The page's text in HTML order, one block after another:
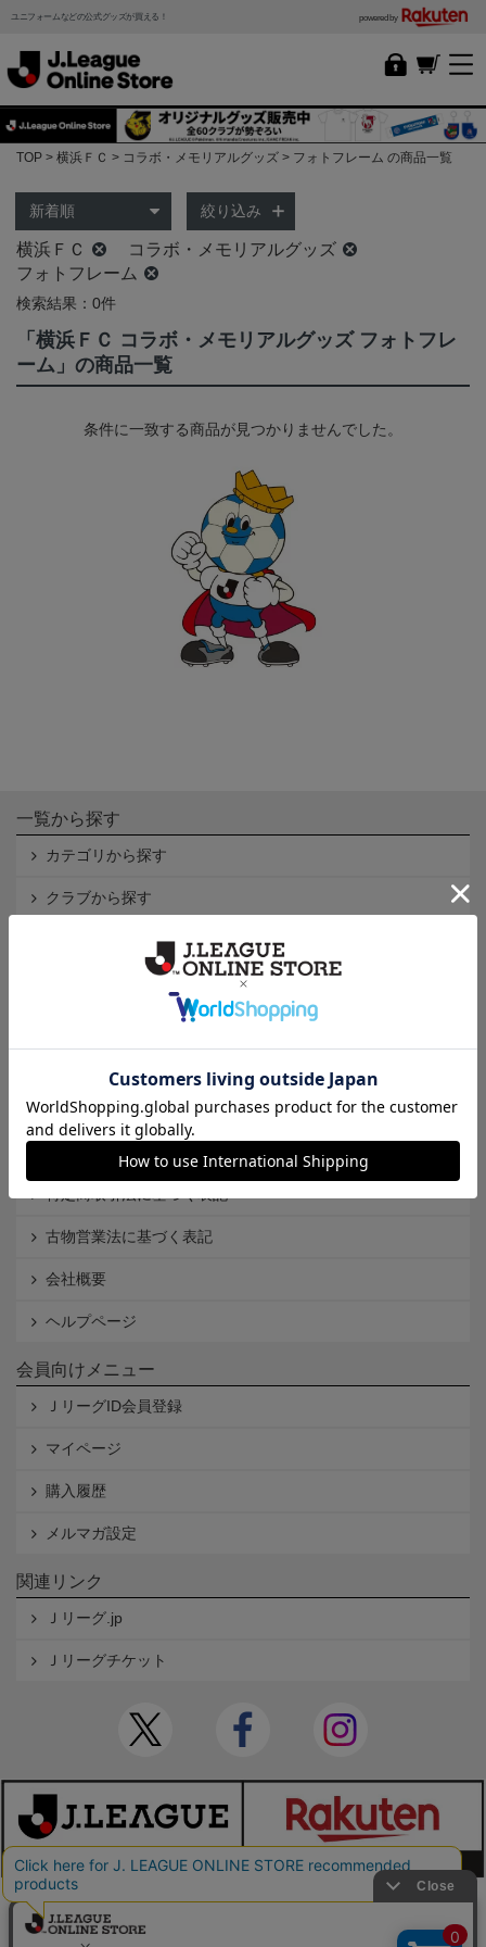
ユニフォームなどの公式グッズが買える！ powered by
TOP 横浜ＦＣ コラボ・メモリアルグッズ フォトフレーム の商品一覧
絞り込み
横浜ＦＣ
コラボ・メモリアルグッズ
フォトフレーム
検索結果：0件
「横浜ＦＣ コラボ・メモリアルグッズ フォトフレ
ーム」の商品一覧
条件に一致する商品が見つかりませんでした。
一覧から探す
カテゴリから探す
クラブから探す
Ｊ2
インフォメーション
Ｊリーグオンラインストアとは
個人情報保護方針
Cookieポリシー
特定商取引法に基づく表記
古物営業法に基づく表記
会社概要
ヘルプページ
会員向けメニュー
ＪリーグID会員登録
マイページ
購入履歴
メルマガ設定
関連リンク
Ｊリーグ.jp
Ｊリーグチケット
本サイトで使用している文章・画像等の無断での複製・転載を禁止します。
© JAPAN PROFESSIONAL FOOTBALL LEAGUE Rakuten Group, Inc. ALL RIGHTS RE